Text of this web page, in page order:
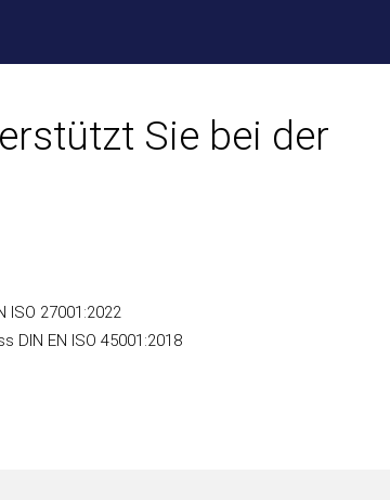
Sie bei der
ISO 27001:2022
DIN EN ISO 45001:2018